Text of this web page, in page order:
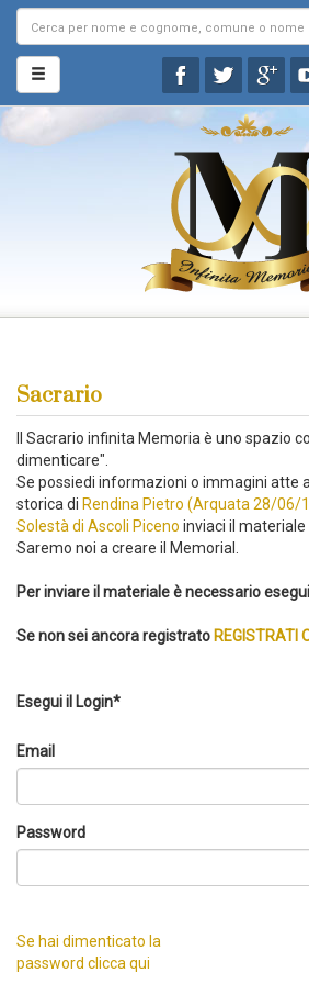
Sacrario
Il Sacrario infinita Memoria è uno spazio
dimenticare".
Se possiedi informazioni o immagini atte
storica di Rendina Pietro (Arquata 28/06/
Solestà di Ascoli Piceno inviaci il materiale
Saremo noi a creare il Memorial.
Per inviare il materiale è necessario
Se non sei ancora registrato REGISTRATI
Esegui il Login*
Email
Password
Se hai dimenticato la
password clicca qui